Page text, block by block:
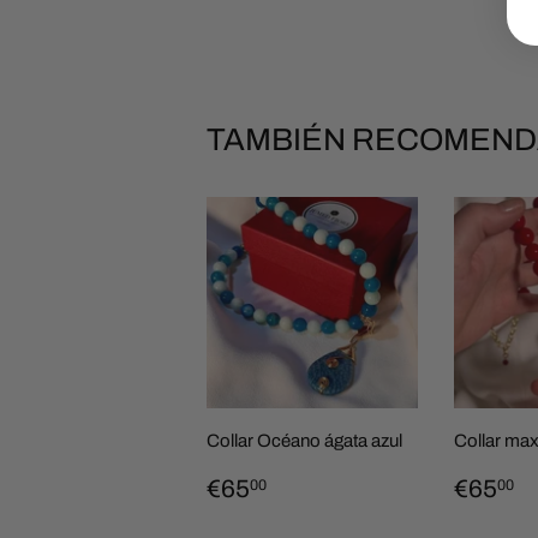
TAMBIÉN
Collar Océano ágata azul
PRECIO
€6500
Collar
€6500